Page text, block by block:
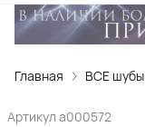
Главная ВСЕ шубы
Артикул a000572